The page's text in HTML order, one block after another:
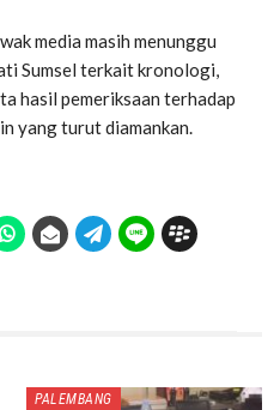
media masih menunggu
Sumsel terkait kronologi,
hasil pemeriksaan terhadap
yang turut diamankan.
PALEMBANG